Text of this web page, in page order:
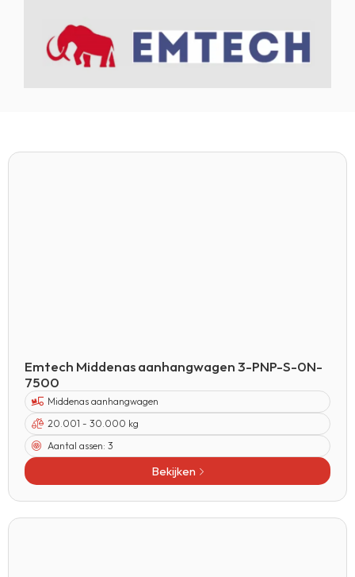
Emtech Middenas aanhangwagen 3-PNP-S-0N-
7500
Middenas aanhangwagen
20.001 - 30.000 kg
Aantal assen: 3
Bekijken